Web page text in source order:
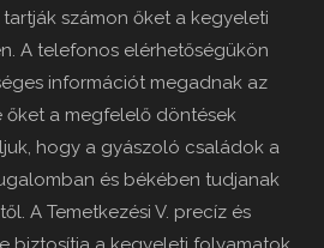
számon őket a kegyeleti
A telefonos elérhetőségükön
információt megadnak az
őket a megfelelő döntések
hogy a gyászoló családok a
és békében tudjanak
A Temetkezési V. precíz és